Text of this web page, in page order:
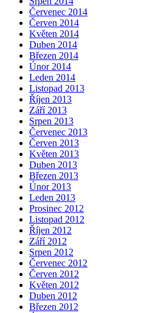
Červenec 2014
Červen 2014
Květen 2014
Duben 2014
Březen 2014
Únor 2014
Leden 2014
Listopad 2013
Říjen 2013
Září 2013
Srpen 2013
Červenec 2013
Červen 2013
Květen 2013
Duben 2013
Březen 2013
Únor 2013
Leden 2013
Prosinec 2012
Listopad 2012
Říjen 2012
Září 2012
Srpen 2012
Červenec 2012
Červen 2012
Květen 2012
Duben 2012
Březen 2012